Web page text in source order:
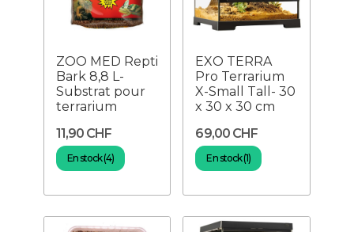
ZOO MED Repti
Bark 8,8 L-
Substrat pour
terrarium
11,90 CHF
En stock (4)
EXO TERRA
Pro Terrarium
X-Small Tall- 30
x 30 x 30 cm
69,00 CHF
En stock (1)